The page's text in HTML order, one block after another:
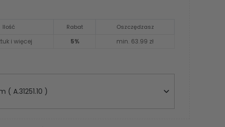
Ilość Rabat Oszczędzasz
i więcej 5% min. 63.99 zł
( A.31251.10 )